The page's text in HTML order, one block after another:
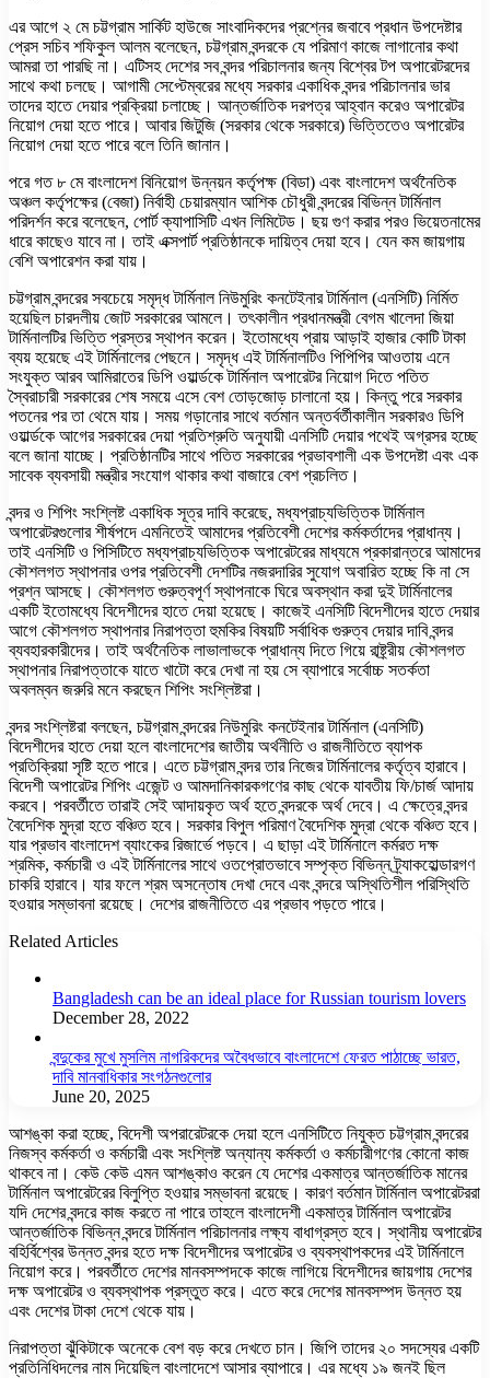
এর আগে ২ মে চট্টগ্রাম সার্কিট হাউজে সাংবাদিকদের প্রশ্নের জবাবে প্রধান উপদেষ্টার
প্রেস সচিব শফিকুল আলম বলেছেন, চট্টগ্রাম বন্দরকে যে পরিমাণ কাজে লাগানোর কথা
আমরা তা পারছি না। এটিসহ দেশের সব বন্দর পরিচালনার জন্য বিশ্বের টপ অপারেটরদের
সাথে কথা চলছে। আগামী সেপ্টেম্বরের মধ্যে সরকার একাধিক বন্দর পরিচালনার ভার
তাদের হাতে দেয়ার প্রক্রিয়া চলাচ্ছে। আন্তর্জাতিক দরপত্র আহ্বান করেও অপারেটর
নিয়োগ দেয়া হতে পারে। আবার জিটুজি (সরকার থেকে সরকারে) ভিত্তিতেও অপারেটর
নিয়োগ দেয়া হতে পারে বলে তিনি জানান।
পরে গত ৮ মে বাংলাদেশ বিনিয়োগ উন্নয়ন কর্তৃপক্ষ (বিডা) এবং বাংলাদেশ অর্থনৈতিক
অঞ্চল কর্তৃপক্ষের (বেজা) নির্বাহী চেয়ারম্যান আশিক চৌধুরী বন্দরের বিভিন্ন টার্মিনাল
পরিদর্শন করে বলেছেন, পোর্ট ক্যাপাসিটি এখন লিমিটেড। ছয় গুণ করার পরও ভিয়েতনামের
ধারে কাছেও যাবে না। তাই এক্সপার্ট প্রতিষ্ঠানকে দায়িত্ব দেয়া হবে। যেন কম জায়গায়
বেশি অপারেশন করা যায়।
চট্টগ্রাম বন্দরের সবচেয়ে সমৃদ্ধ টার্মিনাল নিউমুরিং কনটেইনার টার্মিনাল (এনসিটি) নির্মিত
হয়েছিল চারদলীয় জোট সরকারের আমলে। তৎকালীন প্রধানমন্ত্রী বেগম খালেদা জিয়া
টার্মিনালটির ভিত্তি প্রস্তর স্থাপন করেন। ইতোমধ্যে প্রায় আড়াই হাজার কোটি টাকা
ব্যয় হয়েছে এই টার্মিনালের পেছনে। সমৃদ্ধ এই টার্মিনালটিও পিপিপির আওতায় এনে
সংযুক্ত আরব আমিরাতের ডিপি ওয়ার্ল্ডকে টার্মিনাল অপারেটর নিয়োগ দিতে পতিত
স্বৈরাচারী সরকারের শেষ সময়ে এসে বেশ তোড়জোড় চালানো হয়। কিন্তু পরে সরকার
পতনের পর তা থেমে যায়। সময় গড়ানোর সাথে বর্তমান অন্তর্বর্তীকালীন সরকারও ডিপি
ওয়ার্ল্ডকে আগের সরকারের দেয়া প্রতিশ্রুতি অনুযায়ী এনসিটি দেয়ার পথেই অগ্রসর হচ্ছে
বলে জানা যাচ্ছে। প্রতিষ্ঠানটির সাথে পতিত সরকারের প্রভাবশালী এক উপদেষ্টা এবং এক
সাবেক ব্যবসায়ী মন্ত্রীর সংযোগ থাকার কথা বাজারে বেশ প্রচলিত।
বন্দর ও শিপিং সংশ্লিষ্ট একাধিক সূত্র দাবি করেছে, মধ্যপ্রাচ্যভিত্তিক টার্মিনাল
অপারেটরগুলোর শীর্ষপদে এমনিতেই আমাদের প্রতিবেশী দেশের কর্মকর্তাদের প্রাধান্য।
তাই এনসিটি ও পিসিটিতে মধ্যপ্রাচ্যভিত্তিক অপারেটরের মাধ্যমে প্রকারান্তরে আমাদের
কৌশলগত স্থাপনার ওপর প্রতিবেশী দেশটির নজরদারির সুযোগ অবারিত হচ্ছে কি না সে
প্রশ্ন আসছে। কৌশলগত গুরুত্বপূর্ণ স্থাপনাকে ঘিরে অবস্থান করা দুই টার্মিনালের
একটি ইতোমধ্যে বিদেশীদের হাতে দেয়া হয়েছে। কাজেই এনসিটি বিদেশীদের হাতে দেয়ার
আগে কৌশলগত স্থাপনার নিরাপত্তা হুমকির বিষয়টি সর্বাধিক গুরুত্ব দেয়ার দাবি বন্দর
ব্যবহারকারীদের। তাই অর্থনৈতিক লাভালাভকে প্রাধান্য দিতে গিয়ে রাষ্ট্র্রীয় কৌশলগত
স্থাপনার নিরাপত্তাকে যাতে খাটো করে দেখা না হয় সে ব্যাপারে সর্বোচ্চ সতর্কতা
অবলম্বন জরুরি মনে করছেন শিপিং সংশ্লিষ্টরা।
বন্দর সংশ্লিষ্টরা বলছেন, চট্টগ্রাম বন্দরের নিউমুরিং কনটেইনার টার্মিনাল (এনসিটি)
বিদেশীদের হাতে দেয়া হলে বাংলাদেশের জাতীয় অর্থনীতি ও রাজনীতিতে ব্যাপক
প্রতিক্রিয়া সৃষ্টি হতে পারে। এতে চট্টগ্রাম বন্দর তার নিজের টার্মিনালের কর্তৃত্ব হারাবে।
বিদেশী অপারেটর শিপিং এজেন্ট ও আমদানিকারকগণের কাছ থেকে যাবতীয় ফি/চার্জ আদায়
করবে। পরবর্তীতে তারাই সেই আদায়কৃত অর্থ হতে বন্দরকে অর্থ দেবে। এ ক্ষেত্রে বন্দর
বৈদেশিক মুদ্রা হতে বঞ্চিত হবে। সরকার বিপুল পরিমাণ বৈদেশিক মুদ্রা থেকে বঞ্চিত হবে।
যার প্রভাব বাংলাদেশ ব্যাংকের রিজার্ভে পড়বে। এ ছাড়া এই টার্মিনালে কর্মরত দক্ষ
শ্রমিক, কর্মচারী ও এই টার্মিনালের সাথে ওতপ্রোতভাবে সম্পৃক্ত বিভিন্ন ট্র্যাকহোল্ডারগণ
চাকরি হারাবে। যার ফলে শ্রম অসন্তোষ দেখা দেবে এবং বন্দরে অস্থিতিশীল পরিস্থিতি
হওয়ার সম্ভাবনা রয়েছে। দেশের রাজনীতিতে এর প্রভাব পড়তে পারে।
Related Articles
Bangladesh can be an ideal place for Russian tourism lovers
December 28, 2022
বন্দুকের মুখে মুসলিম নাগরিকদের অবৈধভাবে বাংলাদেশে ফেরত পাঠাচ্ছে ভারত,
দাবি মানবাধিকার সংগঠনগুলোর
June 20, 2025
আশঙ্কা করা হচ্ছে, বিদেশী অপরারেটরকে দেয়া হলে এনসিটিতে নিযুক্ত চট্টগ্রাম বন্দরের
নিজস্ব কর্মকর্তা ও কর্মচারী এবং সংশ্লিষ্ট অন্যান্য কর্মকর্তা ও কর্মচারীগণের কোনো কাজ
থাকবে না। কেউ কেউ এমন আশঙ্কাও করেন যে দেশের একমাত্র আন্তর্জাতিক মানের
টার্মিনাল অপারেটরের বিলুপ্তি হওয়ার সম্ভাবনা রয়েছে। কারণ বর্তমান টার্মিনাল অপারেটররা
যদি দেশের বন্দরে কাজ করতে না পারে তাহলে বাংলাদেশী একমাত্র টার্মিনাল অপারেটর
আন্তর্জাতিক বিভিন্ন বন্দরে টার্মিনাল পরিচালনার লক্ষ্য বাধাগ্রস্ত হবে। স্থানীয় অপারেটর
বহির্বিশ্বের উন্নত বন্দর হতে দক্ষ বিদেশীদের অপারেটর ও ব্যবস্থাপকদের এই টার্মিনালে
নিয়োগ করে। পরবর্তীতে দেশের মানবসম্পদকে কাজে লাগিয়ে বিদেশীদের জায়গায় দেশের
দক্ষ অপারেটর ও ব্যবস্থাপক প্রস্তুত করে। এতে করে দেশের মানবসম্পদ উন্নত হয়
এবং দেশের টাকা দেশে থেকে যায়।
নিরাপত্তা ঝুঁকিটাকে অনেকে বেশ বড় করে দেখতে চান। জিপি তাদের ২০ সদস্যের একটি
প্রতিনিধিদলের নাম দিয়েছিল বাংলাদেশে আসার ব্যাপারে। এর মধ্যে ১৯ জনই ছিল